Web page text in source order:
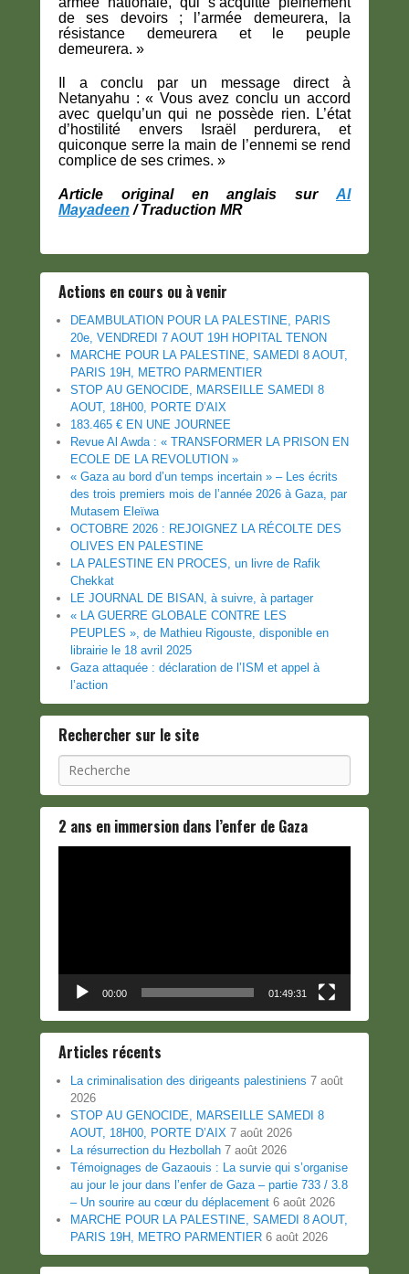
de ses devoirs ; l’armée demeurera, la
résistance demeurera et le peuple
demeurera. »
Il a conclu par un message direct à
Netanyahu : « Vous avez conclu un accord
avec quelqu’un qui ne possède rien. L’état
d’hostilité envers Israël perdurera, et
quiconque serre la main de l’ennemi se rend
complice de ses crimes. »
Article original en anglais sur Al
Mayadeen / Traduction MR
Actions en cours ou à venir
DEAMBULATION POUR LA PALESTINE, PARIS
20e, VENDREDI 7 AOUT 19H HOPITAL TENON
MARCHE POUR LA PALESTINE, SAMEDI 8 AOUT,
PARIS 19H, METRO PARMENTIER
STOP AU GENOCIDE, MARSEILLE SAMEDI 8
AOUT, 18H00, PORTE D’AIX
183.465 € EN UNE JOURNEE
Revue Al Awda : « TRANSFORMER LA PRISON EN
ECOLE DE LA REVOLUTION »
« Gaza au bord d’un temps incertain » – Les écrits
des trois premiers mois de l’année 2026 à Gaza, par
Mutasem Eleïwa
OCTOBRE 2026 : REJOIGNEZ LA RÉCOLTE DES
OLIVES EN PALESTINE
LA PALESTINE EN PROCES, un livre de Rafik
Chekkat
LE JOURNAL DE BISAN, à suivre, à partager
« LA GUERRE GLOBALE CONTRE LES
PEUPLES », de Mathieu Rigouste, disponible en
librairie le 18 avril 2025
Gaza attaquée : déclaration de l’ISM et appel à
l’action
Rechercher sur le site
Recherche
2 ans en immersion dans l’enfer de Gaza
00:00 01:49:31
Articles récents
La criminalisation des dirigeants palestiniens 7 août
2026
STOP AU GENOCIDE, MARSEILLE SAMEDI 8
AOUT, 18H00, PORTE D’AIX 7 août 2026
La résurrection du Hezbollah 7 août 2026
Témoignages de Gazaouis : La survie qui s’organise
au jour le jour dans l’enfer de Gaza – partie 733 / 3.8
– Un sourire au cœur du déplacement 6 août 2026
MARCHE POUR LA PALESTINE, SAMEDI 8 AOUT,
PARIS 19H, METRO PARMENTIER 6 août 2026